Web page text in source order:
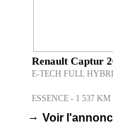
Renault Captur
E-TECH FULL
ESSENCE - 1 537 KM
→ Voir